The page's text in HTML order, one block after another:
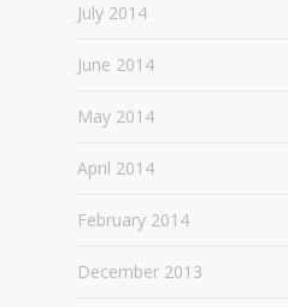
July 2014
June 2014
May 2014
April 2014
February 2014
December 2013